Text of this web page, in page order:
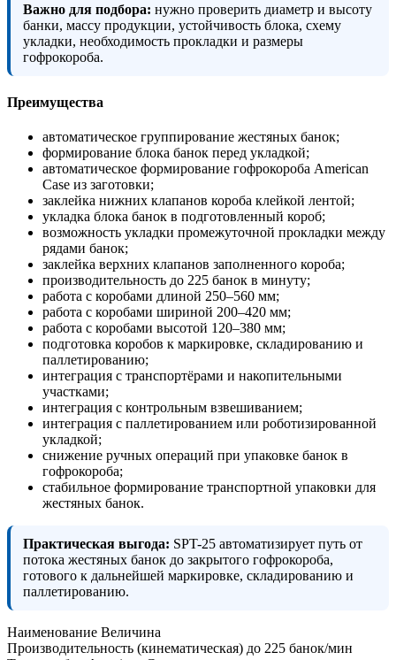
Важно для подбора: нужно проверить диаметр и высоту
банки, массу продукции, устойчивость блока, схему
укладки, необходимость прокладки и размеры
гофрокороба.
Преимущества
автоматическое группирование жестяных банок;
формирование блока банок перед укладкой;
автоматическое формирование гофрокороба American
Case из заготовки;
заклейка нижних клапанов короба клейкой лентой;
укладка блока банок в подготовленный короб;
возможность укладки промежуточной прокладки между
рядами банок;
заклейка верхних клапанов заполненного короба;
производительность до 225 банок в минуту;
работа с коробами длиной 250–560 мм;
работа с коробами шириной 200–420 мм;
работа с коробами высотой 120–380 мм;
подготовка коробов к маркировке, складированию и
паллетированию;
интеграция с транспортёрами и накопительными
участками;
интеграция с контрольным взвешиванием;
интеграция с паллетированием или роботизированной
укладкой;
снижение ручных операций при упаковке банок в
гофрокороба;
стабильное формирование транспортной упаковки для
жестяных банок.
Практическая выгода: SPT-25 автоматизирует путь от
потока жестяных банок до закрытого гофрокороба,
готового к дальнейшей маркировке, складированию и
паллетированию.
Наименование Величина
Производительность (кинематическая) до 225 банок/мин